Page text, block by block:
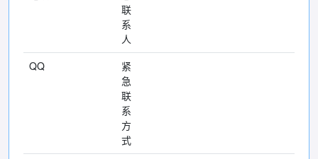
联
系
人
QQ
紧
急
联
系
方
式